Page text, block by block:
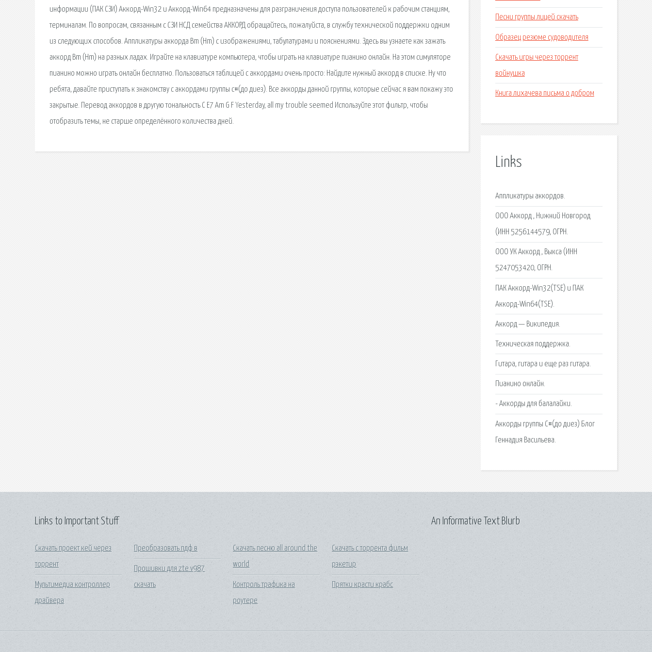
информации (ПАК СЗИ) Аккорд-Win32 и Аккорд-Win64 предназначены для разграничения доступа пользователей к рабочим станциям,
терминалам. По вопросам, связанным с СЗИ НСД семейства АККОРД обращайтесь, пожалуйста, в службу технической поддержки одним
из следующих способов. Аппликатуры аккорда Bm (Hm) с изображениями, табулатурами и пояснениями. Здесь вы узнаете как зажать
аккорд Bm (Hm) на разных ладах. Играйте на клавиатуре компьютера, чтобы играть на клавиатуре пианино онлайн. На этом cимуляторе
пианино можно играть онлайн бесплатно. Пользоваться таблицей с аккордами очень просто: Найдите нужный аккорд в списке. Ну что
ребята, давайте приступать к знакомству с аккордами группы c#(до диез). Все аккорды данной группы, которые сейчас я вам покажу это
закрытые. Перевод аккордов в другую тональность C E7 Am G F Yesterday, all my trouble seemed Используйте этот фильтр, чтобы
отобразить темы, не старше определённого количества дней.
Песни группы лицей скачать
Образец резюме судоводителя
Скачать игры через торрент
войнушка
Книга лихачева письма о добром
Links
Аппликатуры аккордов.
ООО Аккорд , Нижний Новгород
(ИНН 5256144579, ОГРН.
ООО УК Аккорд , Выкса (ИНН
5247053420, ОГРН.
ПАК Аккорд-Win32(TSE) и ПАК
Аккорд-Win64(TSE).
Аккорд — Википедия.
Техническая поддержка.
Гитара, гитара и еще раз гитара.
Пианино онлайн.
- Аккорды для балалайки.
Аккорды группы C#(до диез) Блог
Геннадия Васильева.
Links to Important Stuff
Скачать проект кей через
торрент
Мультимедиа контроллер
драйвера
Преобразовать пдф в
Прошивки для zte v987
скачать
Скачать песню all around the
world
Контроль трафика на
роутере
Скачать с торрента фильм
рэкетир
Прятки красти крабс
An Informative Text Blurb